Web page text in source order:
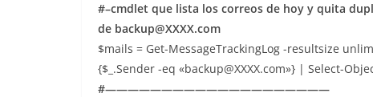
#–cmdlet que lista los correos de hoy y quita
de backup@XXXX.com
$mails = Get-MessageTrackingLog -resultsize
{$_.Sender -eq «backup@XXXX.com»} | Select-
#————————————————————